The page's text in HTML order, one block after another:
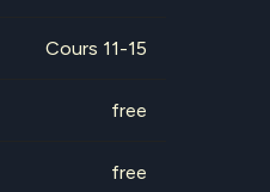
Cours 11-15
free
free